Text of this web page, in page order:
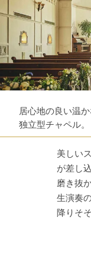
居心地の良い温
独立型チャペル。
美しい
が差し
磨き抜
生演奏
降りそ